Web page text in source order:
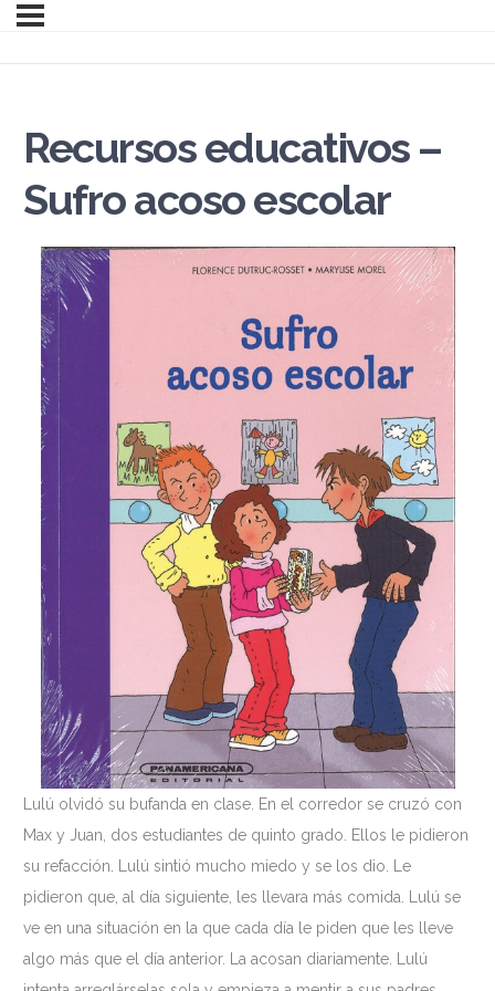
Recursos educativos –
Sufro acoso escolar
Lulú olvidó su bufanda en clase. En el corredor se cruzó con
Max y Juan, dos estudiantes de quinto grado. Ellos le pidieron
su refacción. Lulú sintió mucho miedo y se los dio. Le
pidieron que, al día siguiente, les llevara más comida. Lulú se
ve en una situación en la que cada día le piden que les lleve
algo más que el día anterior. La acosan diariamente. Lulú